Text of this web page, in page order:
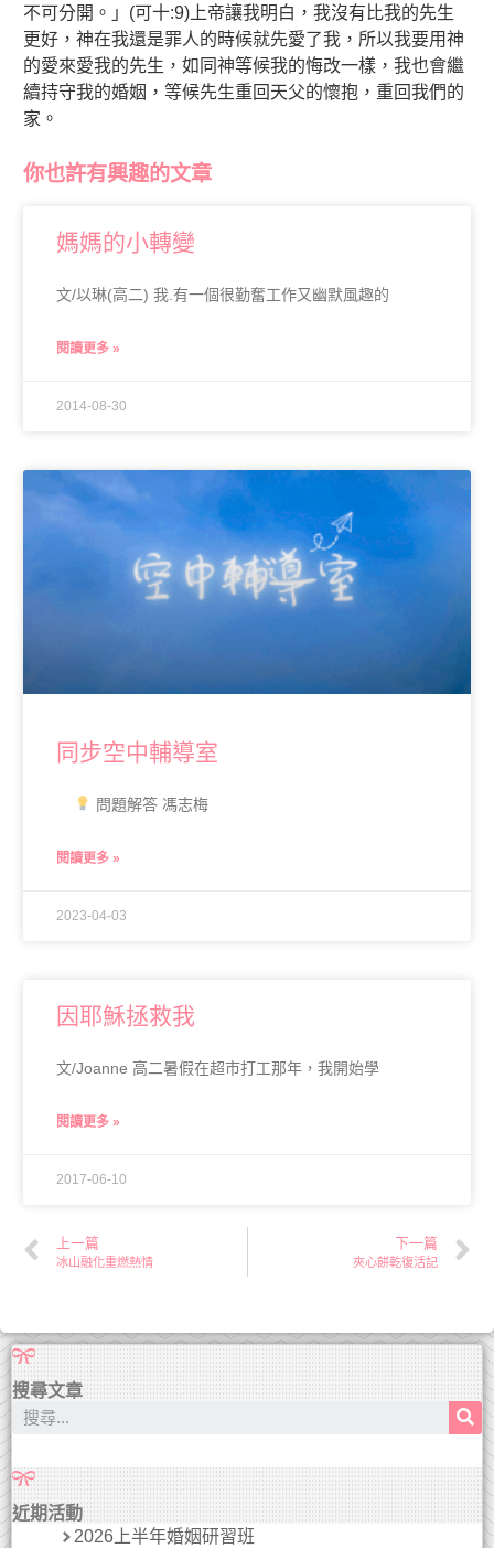
不可分開。」(可十:9)上帝讓我明白，我沒有比我的先生
更好，神在我還是罪人的時候就先愛了我，所以我要用神
的愛來愛我的先生，如同神等候我的悔改一樣，我也會繼
續持守我的婚姻，等候先生重回天父的懷抱，重回我們的
家。
你也許有興趣的文章
媽媽的小轉變
文/以琳(高二) 我.有一個很勤奮工作又幽默風趣的
閱讀更多 »
2014-08-30
同步空中輔導室
問題解答 馮志梅
閱讀更多 »
2023-04-03
因耶穌拯救我
文/Joanne 高二暑假在超市打工那年，我開始學
閱讀更多 »
2017-06-10
上一篇
冰山融化重燃熱情
下一篇
夾心餅乾復活記
搜尋文章
近期活動
2026上半年婚姻研習班